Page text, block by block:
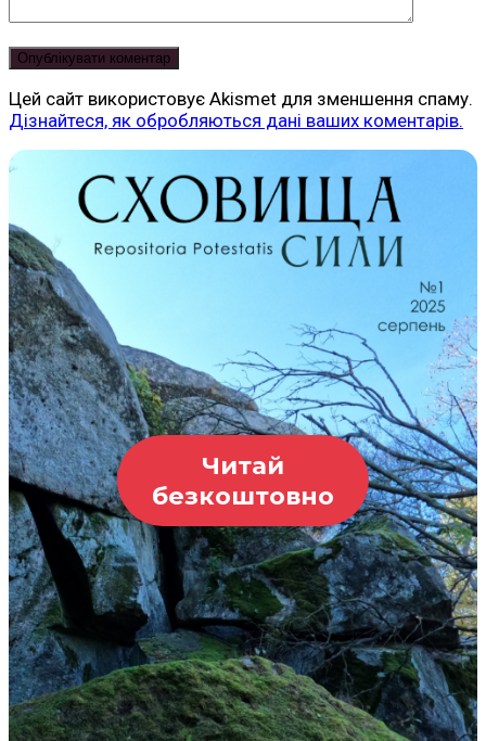
Цей сайт використовує Akismet для зменшення спаму.
Дізнайтеся, як обробляються дані ваших коментарів.
Читай
безкоштовно